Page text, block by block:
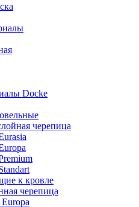
Docke
черепица
к кровле
черепица